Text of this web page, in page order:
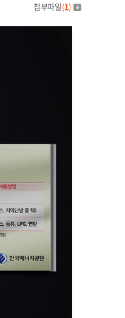
첨부파일(1)